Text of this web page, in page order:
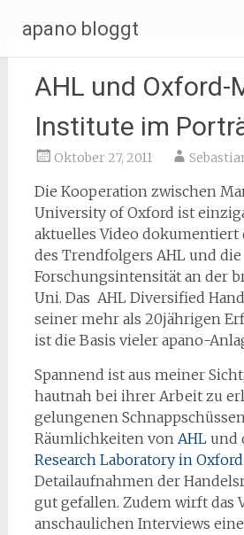
Inhalt
springen
apano bloggt
AHL und Oxford-
Institute im
Oktober 27, 2011
Die Kooperation zwischen
University of Oxford ist
aktuelles Video dokumentiert
des Trendfolgers AHL und die
Forschungsintensität an der
Uni. Das AHL Diversified
seiner mehr als 20jährigen
ist die Basis vieler apano-
Spannend ist aus meiner
hautnah bei ihrer Arbeit zu
gelungenen
Räumlichkeiten von AHLund
Research Laboratory in Oxford
Detailaufnahmen der
gut gefallen. Zudem wirft das
anschaulichen Interviews